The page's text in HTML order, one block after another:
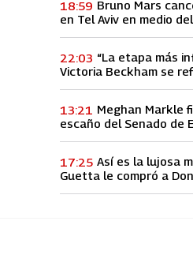
Bruno Mars
en Tel Aviv en medio
18:59
“La etapa más
Victoria Beckham se
22:03
Meghan Markle
escaño del Senado de
13:21
Así es la lujosa
Guetta le compró a Don
17:25